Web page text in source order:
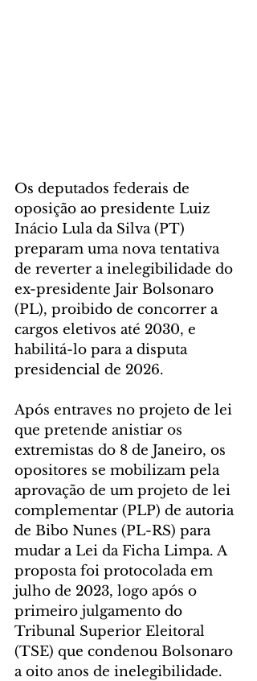
Os deputados federais de
oposição ao presidente Luiz
Inácio Lula da Silva (PT)
preparam uma nova tentativa
de reverter a inelegibilidade do
ex-presidente Jair Bolsonaro
(PL), proibido de concorrer a
cargos eletivos até 2030, e
habilitá-lo para a disputa
presidencial de 2026.
Após entraves no projeto de lei
que pretende anistiar os
extremistas do 8 de Janeiro, os
opositores se mobilizam pela
aprovação de um projeto de lei
complementar (PLP) de autoria
de Bibo Nunes (PL-RS) para
mudar a Lei da Ficha Limpa. A
proposta foi protocolada em
julho de 2023, logo após o
primeiro julgamento do
Tribunal Superior Eleitoral
(TSE) que condenou Bolsonaro
a oito anos de inelegibilidade.